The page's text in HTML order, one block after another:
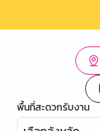
พื้นที่สะดวกรับงาน